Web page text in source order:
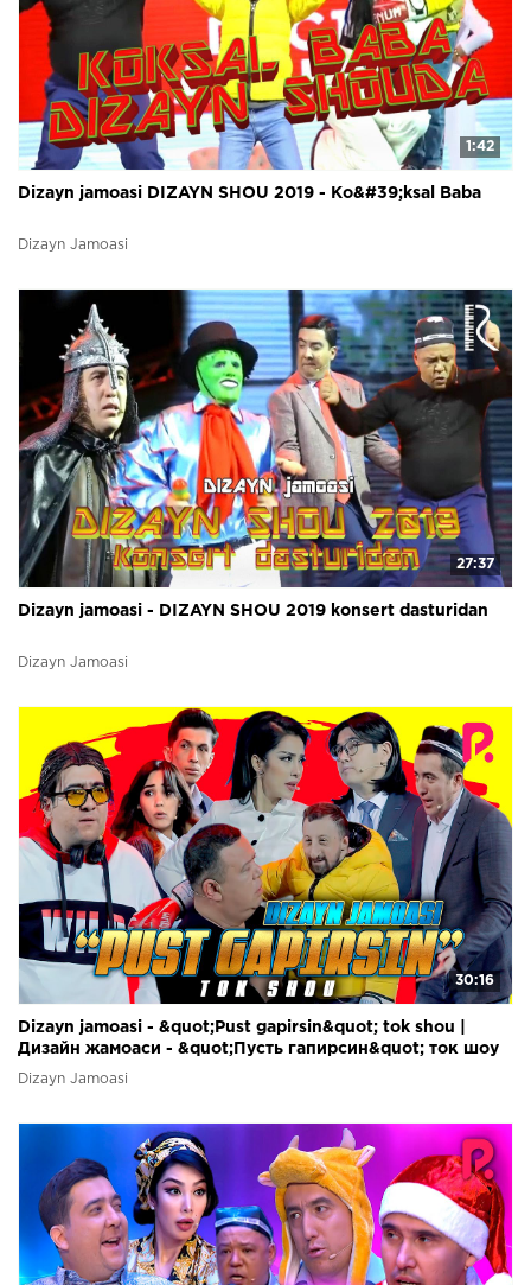
1:42
Dizayn jamoasi DIZAYN SHOU 2019 - Ko&#39;ksal Baba
Dizayn Jamoasi
27:37
Dizayn jamoasi - DIZAYN SHOU 2019 konsert dasturidan
Dizayn Jamoasi
30:16
Dizayn jamoasi - &quot;Pust gapirsin&quot; tok shou |
Дизайн жамоаси - &quot;Пусть гапирсин&quot; ток шоу
Dizayn Jamoasi